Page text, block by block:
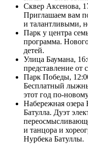
Сквер Аксенова,
Приглашаем вам
и талантливыми,
Парк у центра
программа.
детей.
Улица Баумана,
представление от
Парк Победы,
Бесплатный
этот год по-
Набережная
Батулла. Дуэт
и танцора и
Нурбека Батуллы.